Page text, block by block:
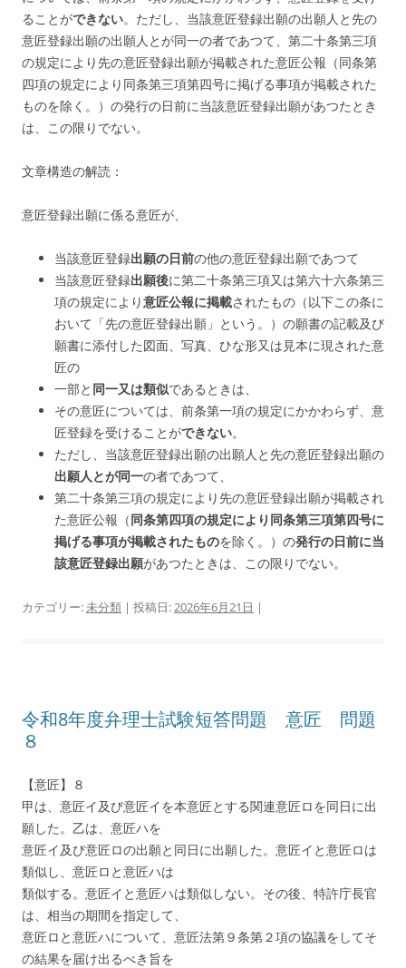
ることができない。 ただし、当該意匠登録出願の出願人と先の
意匠登録出願の出願人とが同一の者であつて、第二十条第三項
の規定により先の意匠登録出願が掲載された意匠公報（同条第
四項の規定により同条第三項第四号に掲げる事項が掲載された
ものを除く。）の発行の日前に当該意匠登録出願があつたとき
は、この限りでない。
文章構造の解読：
意匠登録出願に係る意匠が、
当該意匠登録出願の日前の他の意匠登録出願であつて
当該意匠登録出願後に第二十条第三項又は第六十六条第三
項の規定により意匠公報に掲載されたもの（以下この条に
おいて「先の意匠登録出願」という。）の願書の記載及び
願書に添付した図面、写真、ひな形又は見本に現された意
匠の
一部と 同一又は類似であるときは、
その意匠については、前条第一項の規定にかかわらず、意
匠登録を受けることができない。
ただし、当該意匠登録出願の出願人と先の意匠登録出願の
出願人とが同一の者であつて、
第二十条第三項の規定により先の意匠登録出願が掲載され
た意匠公報（同条第四項の規定により同条第三項第四号に
掲げる事項が掲載されたものを除く。）の発行の日前に当
該意匠登録出願があつたときは、この限りでない。
カテゴリー:未分類 | 投稿日:2026年6月21日 |
令和8年度弁理士試験短答問題 意匠 問題
８
【意匠】８
甲は、意匠イ及び意匠イを本意匠とする関連意匠ロを同日に出
願した。乙は、意匠ハを
意匠イ及び意匠ロの出願と同日に出願した。意匠イと意匠ロは
類似し、意匠ロと意匠ハは
類似する。意匠イと意匠ハは類似しない。その後、特許庁長官
は、相当の期間を指定して、
意匠ロと意匠ハについて、意匠法第９条第２項の協議をしてそ
の結果を届け出るべき旨を